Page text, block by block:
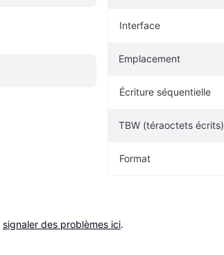
Interface
Emplacement
Écriture séquentielle
TBW (téraoctets écrits)
Format
signaler des problèmes ici.